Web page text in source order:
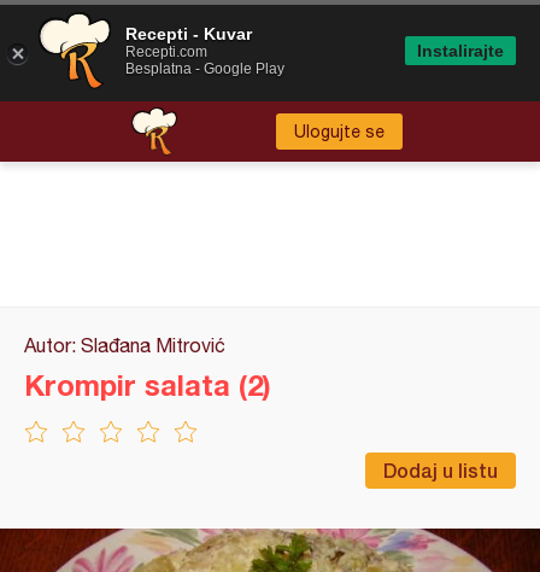
Ulogujte se
Autor: Slađana Mitrović
Dodaj u listu
Krompir salata (2)
Recepti - Kuvar
Recepti.com
Besplatna - Google Play
Instalirajte